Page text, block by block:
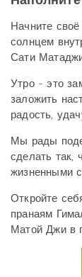
Начните
солнцем
Сати
Утро - это
заложить
радость,
Мы рады
сделать так,
жизненными
Откройте
пранаям
Матой Джи в